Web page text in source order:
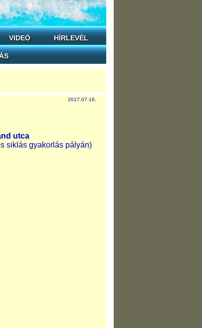
VIDEÓ HÍRLEVÉL
2017.07.16.
utca
siklás gyakorlás pályán)